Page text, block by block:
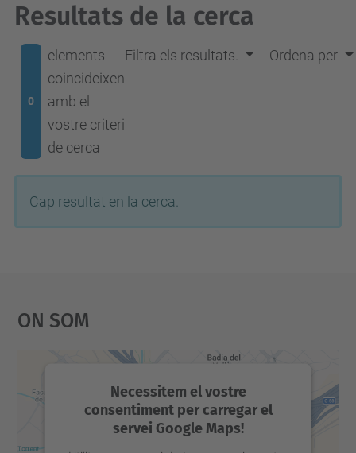
Resultats de la cerca
0
elements
coincideixen
amb el
vostre criteri
de cerca
Filtra els resultats. Ordena per
Cap resultat en la cerca.
On Som
Necessitem el vostre
consentiment per carregar el
servei Google Maps!